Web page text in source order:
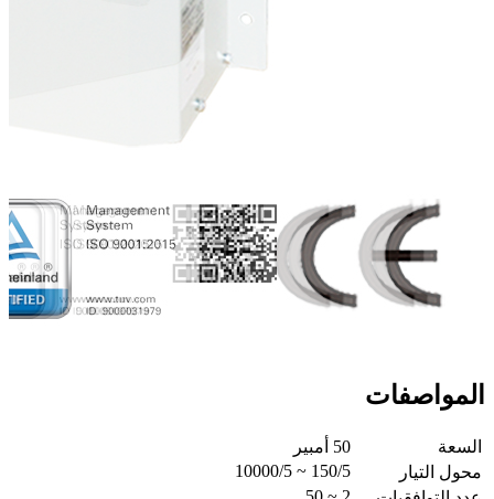
المواصفات
السعة
50 أمبير
محول التيار
150/5 ~ 10000/5